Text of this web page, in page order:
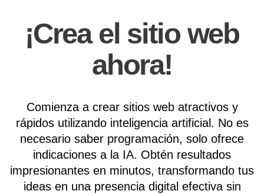
¡Crea el sitio web
ahora!
Comienza a crear sitios web atractivos y
rápidos utilizando inteligencia artificial. No es
necesario saber programación, solo ofrece
indicaciones a la IA. Obtén resultados
impresionantes en minutos, transformando tus
ideas en una presencia digital efectiva sin